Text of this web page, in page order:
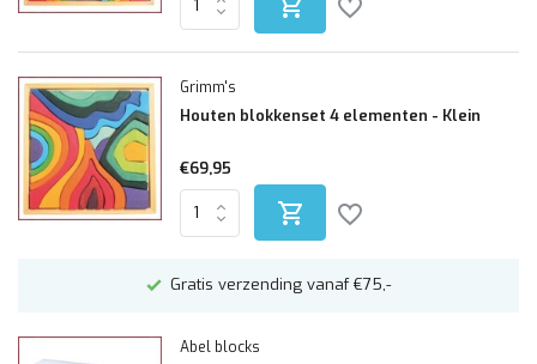
Grimm's
Houten blokkenset 4 elementen - Klein
€69,95
Gratis verzending vanaf €75,-
Abel blocks